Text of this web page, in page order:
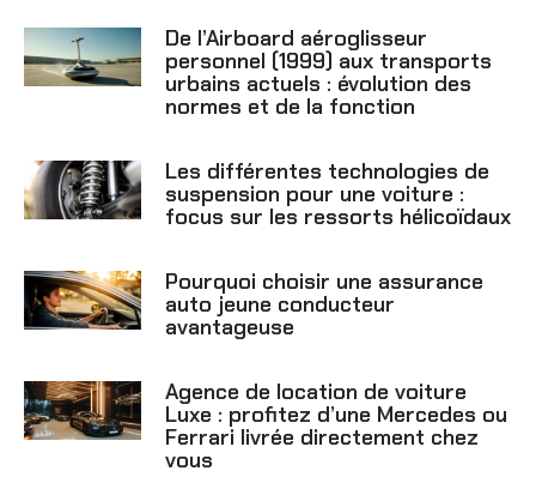
De l’Airboard aéroglisseur
personnel (1999) aux transports
urbains actuels : évolution des
normes et de la fonction
Les différentes technologies de
suspension pour une voiture :
focus sur les ressorts hélicoïdaux
Pourquoi choisir une assurance
auto jeune conducteur
avantageuse
Agence de location de voiture
Luxe : profitez d’une Mercedes ou
Ferrari livrée directement chez
vous